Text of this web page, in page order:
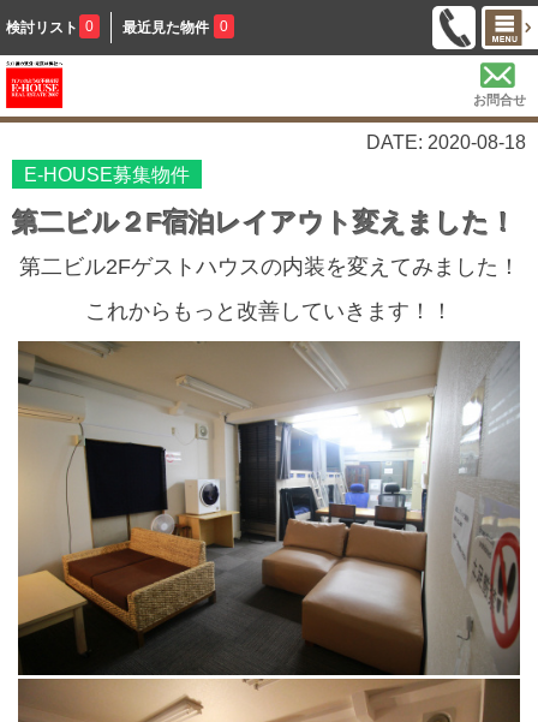
検討リスト 0 最近見た物件 0
お問合せ
DATE: 2020-08-18
E-HOUSE募集物件
第二ビル２F宿泊レイアウト変えました！
第二ビル2Fゲストハウスの内装を変えてみました！
これからもっと改善していきます！！